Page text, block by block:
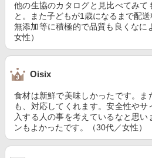
他の生協のカタログと見比べてみて
と。また子どもが1歳になるまで配送
無添加等に積極的で品質も良くなに
女性）
Oisix
食材は新鮮で美味しかったです。
も、対応してくれます。安全性や
入する人の事を考えているなと思
ンもよかったです。（30代／女性）